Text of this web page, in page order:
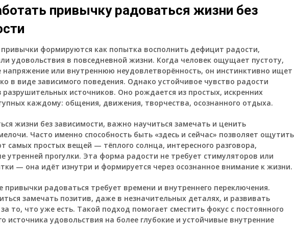
привычку радоваться жизни без
формируются как попытка восполнить дефицит радости,
удовольствия в повседневной жизни. Когда человек ощущает пустоту,
напряжение или внутреннюю неудовлетворённость, он инстинктивно ищет
в виде зависимого поведения. Однако устойчивое чувство радости
источников. Оно рождается из простых, искренних
каждому: общения, движения, творчества, осознанного отдыха.
жизни без зависимости, важно научиться замечать и ценить
Часто именно способность быть «здесь и сейчас» позволяет ощутить
самых простых вещей — тёплого солнца, интересного разговора,
утренней прогулки. Эта форма радости не требует стимуляторов или
— она идёт изнутри и формируется через осознанное внимание к жизни.
радоваться требует времени и внутреннего переключения.
замечать позитив, даже в незначительных деталях, и развивать
то, что уже есть. Такой подход помогает сместить фокус с постоянного
источника удовольствия на более глубокие и устойчивые внутренние